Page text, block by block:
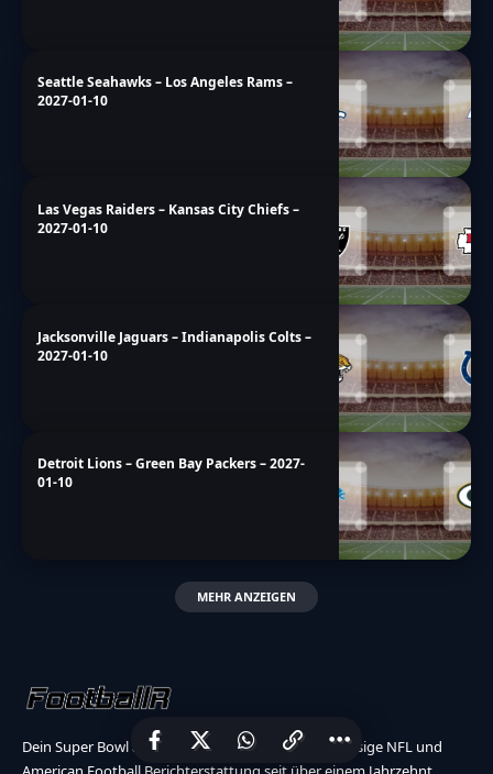
Seattle Seahawks – Los Angeles Rams –
2027-01-10
Las Vegas Raiders – Kansas City Chiefs –
2027-01-10
Jacksonville Jaguars – Indianapolis Colts –
2027-01-10
Detroit Lions – Green Bay Packers – 2027-
01-10
MEHR ANZEIGEN
Dein Super Bowl akkreditiertes Medium für erstklassige NFL und